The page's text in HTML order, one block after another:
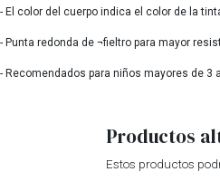
- El color del cuerpo indica el color de la
- Punta redonda de ¬fieltro para mayor
- Recomendados para niños mayores de 3
Productos
Estos productos